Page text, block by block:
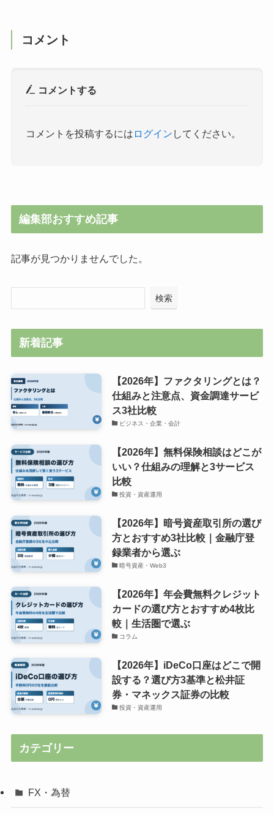
コメント
コメントする
コメントを投稿するには ログイン してください。
編集部おすすめ記事
記事が見つかりませんでした。
検索
新着記事
【2026年】ファクタリングとは？
仕組みと注意点、資金調達サービ
ス3社比較
ビジネス・企業・会計
【2026年】無料保険相談はどこが
いい？仕組みの理解と3サービス
比較
投資・資産運用
【2026年】暗号資産取引所の選び
方とおすすめ3社比較｜金融庁登
録業者から選ぶ
暗号資産・Web3
【2026年】年会費無料クレジット
カードの選び方とおすすめ4枚比
較｜生活圏で選ぶ
コラム
【2026年】iDeCo口座はどこで開
設する？選び方3基準と松井証
券・マネックス証券の比較
投資・資産運用
カテゴリー
FX・為替